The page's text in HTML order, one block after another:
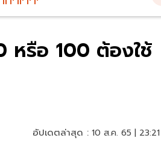
หรือ 100 ต้องใช้
อัปเดตล่าสุด : 10 ส.ค. 65 |